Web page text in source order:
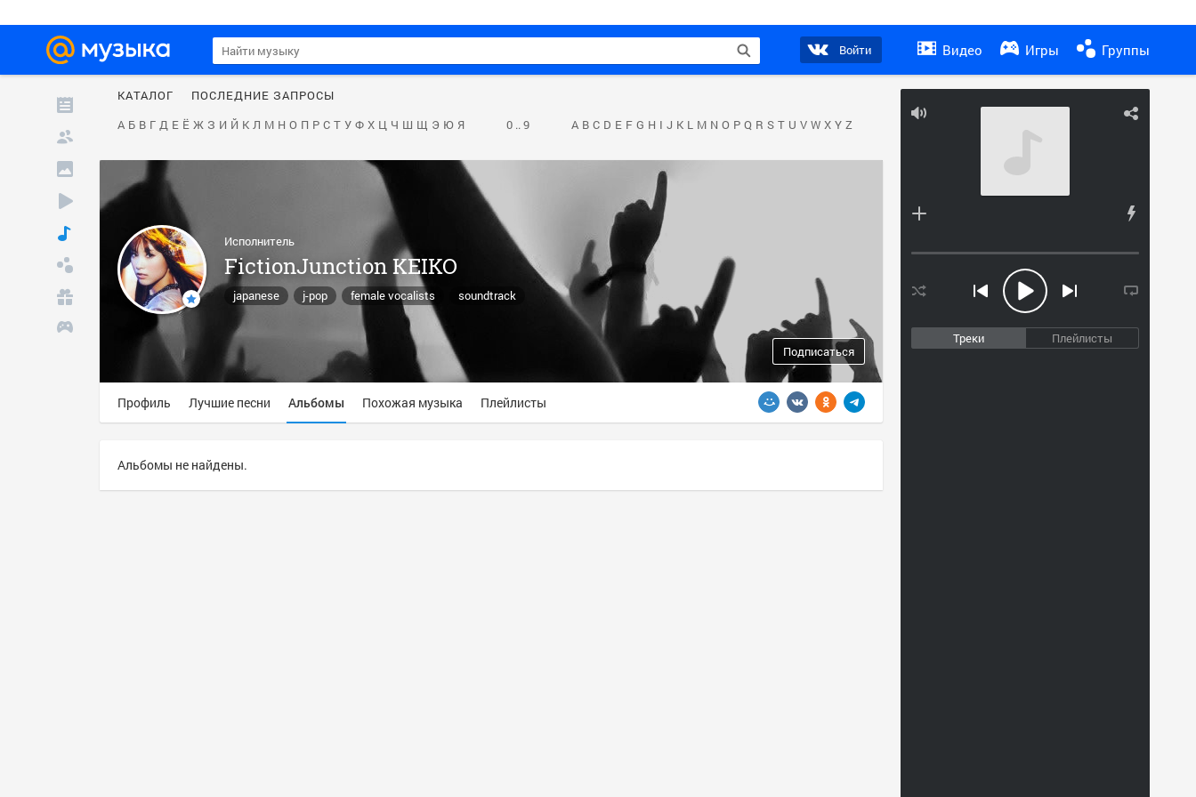
Войти Видео Игры Группы
Треки Плейлисты
КАТАЛОГ
ПОСЛЕДНИЕ ЗАПРОСЫ
А Б В Г Д Е Ё Ж З И Й К Л М Н О П Р С Т У Ф Х Ц Ч Ш Щ Э Ю Я 0 .. 9 A B C D E F G H I J K L M N O P Q R S T U V W X Y Z
Исполнитель
FictionJunction KEIKO
japanese j-pop female vocalists soundtrack
Подписаться
Профиль Лучшие песни Альбомы Похожая музыка Плейлисты
Альбомы не найдены.